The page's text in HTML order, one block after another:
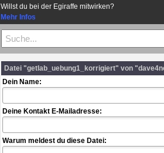
Willst du bei der Egiraffe mitwirken?
Mehr Infos
Datei "getlab_uebung1_korrigiert" von
Dein Name:
Deine Kontakt E-Mailadresse:
Warum meldest du diese Datei: